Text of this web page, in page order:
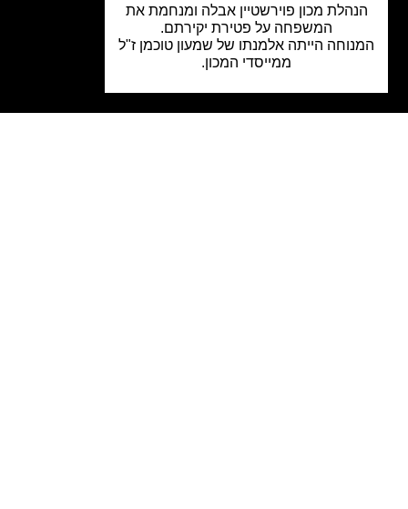
מכון פוירשטיין אבלה ומנחמת את
המשפחה על פטירת יקירתם.
הייתה אלמנתו של שמעון טוכמן ז"ל
ממייסדי המכון.